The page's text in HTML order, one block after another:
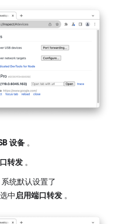
设备 。
转发 。
统默认设置了
中 启用端口转发 。